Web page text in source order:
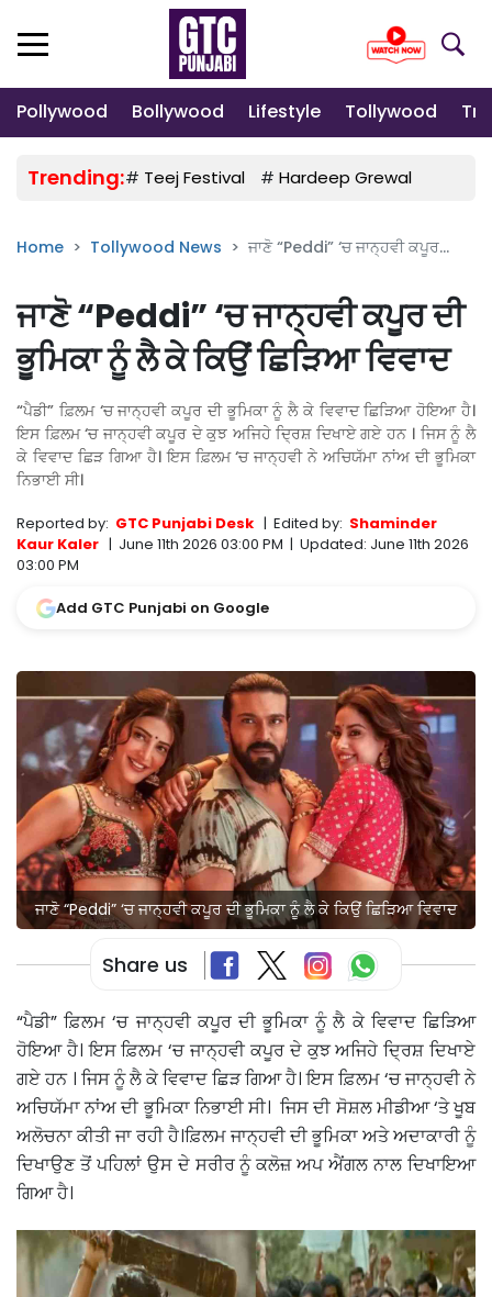
Pollywood Bollywood Lifestyle Tollywood
Trending:# Teej Festival # Hardeep Grewal
Home Tollywood News ਜਾਣੋ “Peddi” ‘ਚ ਜਾਨ੍ਹਵੀ ਕਪੂਰ...
ਜਾਣੋ “Peddi” ‘ਚ ਜਾਨ੍ਹਵੀ ਕਪੂਰ ਦੀ
ਭੂਮਿਕਾ ਨੂੰ ਲੈ ਕੇ ਕਿਉਂ ਛਿੜਿਆ ਵਿਵਾਦ
“ਪੈਡੀ” ਫ਼ਿਲਮ ‘ਚ ਜਾਨ੍ਹਵੀ ਕਪੂਰ ਦੀ ਭੂਮਿਕਾ ਨੂੰ ਲੈ ਕੇ ਵਿਵਾਦ ਛਿੜਿਆ ਹੋਇਆ ਹੈ।
ਇਸ ਫ਼ਿਲਮ ‘ਚ ਜਾਨ੍ਹਵੀ ਕਪੂਰ ਦੇ ਕੁਝ ਅਜਿਹੇ ਦ੍ਰਿਸ਼ ਦਿਖਾਏ ਗਏ ਹਨ । ਜਿਸ ਨੂੰ ਲੈ
ਕੇ ਵਿਵਾਦ ਛਿੜ ਗਿਆ ਹੈ। ਇਸ ਫ਼ਿਲਮ ‘ਚ ਜਾਨ੍ਹਵੀ ਨੇ ਅਚਿਯੱਮਾ ਨਾਂਅ ਦੀ ਭੂਮਿਕਾ
ਨਿਭਾਈ ਸੀ।
Reported by: GTC Punjabi Desk | Edited by: Shaminder
Kaur Kaler | June 11th 2026 03:00 PM | Updated: June 11th 2026
03:00 PM
Add GTC Punjabi on Google
ਜਾਣੋ “Peddi” ‘ਚ ਜਾਨ੍ਹਵੀ ਕਪੂਰ ਦੀ ਭੂਮਿਕਾ ਨੂੰ ਲੈ ਕੇ ਕਿਉਂ ਛਿੜਿਆ ਵਿਵਾਦ
Share us
“ਪੈਡੀ” ਫ਼ਿਲਮ ‘ਚ ਜਾਨ੍ਹਵੀ ਕਪੂਰ ਦੀ ਭੂਮਿਕਾ ਨੂੰ ਲੈ ਕੇ ਵਿਵਾਦ ਛਿੜਿਆ
ਹੋਇਆ ਹੈ। ਇਸ ਫ਼ਿਲਮ ‘ਚ ਜਾਨ੍ਹਵੀ ਕਪੂਰ ਦੇ ਕੁਝ ਅਜਿਹੇ ਦ੍ਰਿਸ਼ ਦਿਖਾਏ
ਗਏ ਹਨ । ਜਿਸ ਨੂੰ ਲੈ ਕੇ ਵਿਵਾਦ ਛਿੜ ਗਿਆ ਹੈ। ਇਸ ਫ਼ਿਲਮ ‘ਚ ਜਾਨ੍ਹਵੀ ਨੇ
ਅਚਿਯੱਮਾ ਨਾਂਅ ਦੀ ਭੂਮਿਕਾ ਨਿਭਾਈ ਸੀ। ਜਿਸ ਦੀ ਸੋਸ਼ਲ ਮੀਡੀਆ ‘ਤੇ ਖੂਬ
ਅਲੋਚਨਾ ਕੀਤੀ ਜਾ ਰਹੀ ਹੈ।ਫ਼ਿਲਮ ਜਾਨ੍ਹਵੀ ਦੀ ਭੂਮਿਕਾ ਅਤੇ ਅਦਾਕਾਰੀ ਨੂੰ
ਦਿਖਾਉਣ ਤੋਂ ਪਹਿਲਾਂ ਉਸ ਦੇ ਸਰੀਰ ਨੂੰ ਕਲੋਜ਼ ਅਪ ਐਂਗਲ ਨਾਲ ਦਿਖਾਇਆ
ਗਿਆ ਹੈ।